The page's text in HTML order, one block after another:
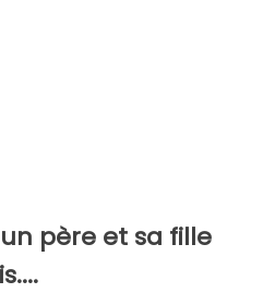
père et sa fille